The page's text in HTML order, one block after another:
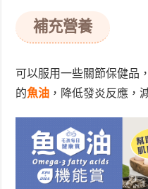
補充營養
可以服用一些關節保健品
的魚油 ，降低發炎反應，